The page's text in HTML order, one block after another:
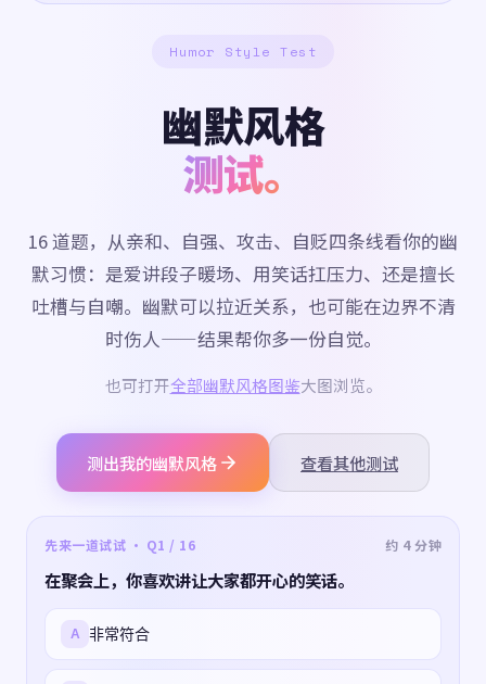
Humor Style Test
幽默风格
测试。
16 道题，从亲和、自强、攻击、自贬四条线看你的幽
默习惯：是爱讲段子暖场、用笑话扛压力、还是擅长
吐槽与自嘲。幽默可以拉近关系，也可能在边界不清
时伤人——结果帮你多一份自觉。
也可打开全部幽默风格图鉴大图浏览。
测出我的幽默风格 查看其他测试
先来一道试试 · Q1 / 16 约 4 分钟
在聚会上，你喜欢讲让大家都开心的笑话。
A 非常符合